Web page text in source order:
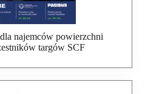
najemców powierzchni
targów SCF